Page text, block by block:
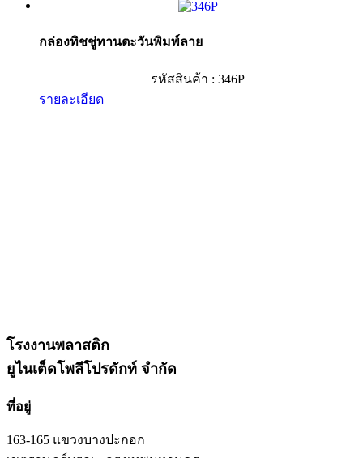
กล่องทิชชู่ทานตะวันพิมพ์ลาย
รหัสสินค้า : 346P
รายละเอียด
โรงงานพลาสติก
ยูไนเต็ดโพลีโปรดักท์ จำกัด
ที่อยู่
163-165 แขวงบางปะกอก